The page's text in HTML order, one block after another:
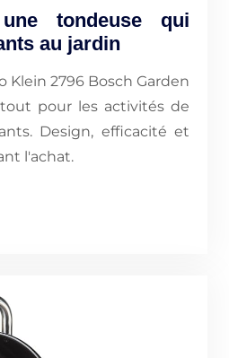
tondeuse qui
au jardin
Klein 2796 Bosch Garden
pour les activités de
Design, efficacité et
l'achat.